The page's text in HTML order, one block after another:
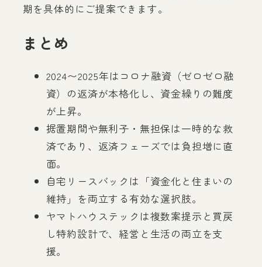
期を具体的にご提案できます。
まとめ
2024〜2025年はコロナ融資（ゼロゼロ融
資）の返済が本格化し、資金繰りの難度
が上昇。
据置期間や無利子・無担保は一時的な救
済であり、返済フェーズでは負担増に直
面。
自宅リースバックは「資金化と住まいの
維持」を両立する有効な選択肢。
ヤマトハウステックは複数案提示と買戻
し特約設計で、経営と生活の両立を支
援。